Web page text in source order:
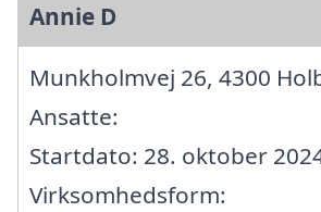
Annie D
Munkholmvej 26, 4300
Ansatte:
Startdato: 28. oktober
Virksomhedsform: